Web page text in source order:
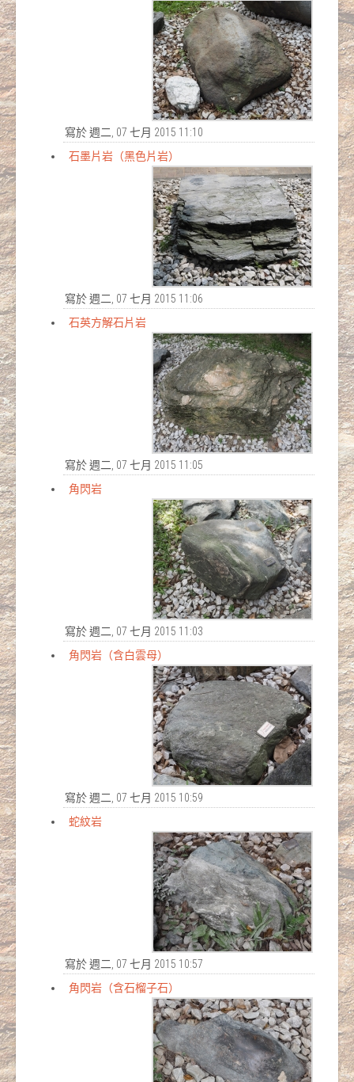
寫於 週二, 07 七月 2015 11:10
石墨片岩（黑色片岩）
寫於 週二, 07 七月 2015 11:06
石英方解石片岩
寫於 週二, 07 七月 2015 11:05
角閃岩
寫於 週二, 07 七月 2015 11:03
角閃岩（含白雲母）
寫於 週二, 07 七月 2015 10:59
蛇紋岩
寫於 週二, 07 七月 2015 10:57
角閃岩（含石榴子石）